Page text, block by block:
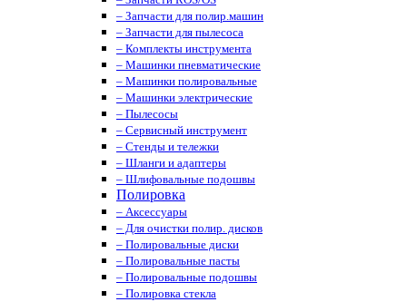
– Запчасти для полир.машин
– Запчасти для пылесоса
– Комплекты инструмента
– Машинки пневматические
– Машинки полировальные
– Машинки электрические
– Пылесосы
– Сервисный инструмент
– Стенды и тележки
– Шланги и адаптеры
– Шлифовальные подошвы
Полировка
– Аксессуары
– Для очистки полир. дисков
– Полировальные диски
– Полировальные пасты
– Полировальные подошвы
– Полировка стекла